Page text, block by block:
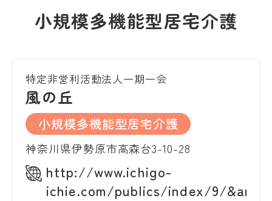
小規模多機能型居宅介護
特定非営利活動法人一期一会
風の丘
小規模多機能型居宅介護
神奈川県伊勢原市高森台3-10-28
http://www.ichigo-
ichie.com/publics/index/9/